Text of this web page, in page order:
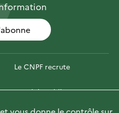
Le CNPF recrute
Marchés publics